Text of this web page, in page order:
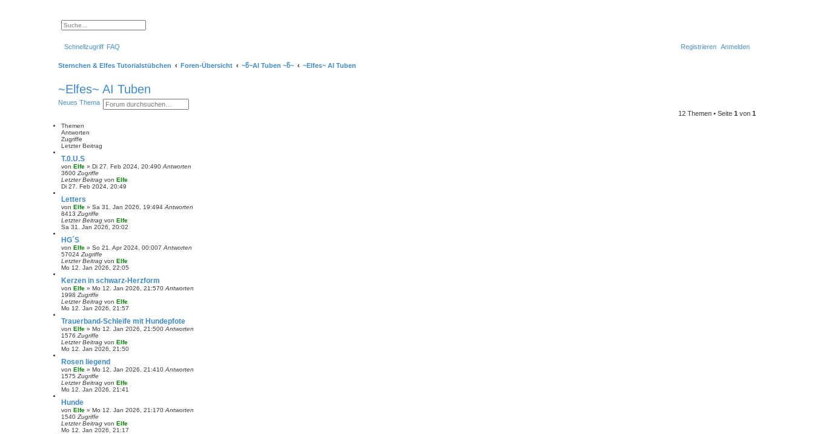
t
e
e
u
c
Schnellzugriff FAQ Anmelden
Registrieren
Sternchen & Elfes Tutorialstübchen Foren-Übersicht ~წ~AI Tuben ~წ~ ~Elfes~ AI Tuben
~Elfes~ AI Tuben
Neues Thema S
u
E
r
e
u
c
e
12 Themen • Seite 1 von 1
Themen
Antworten
Zugriffe
Letzter Beitrag
T.0.U.S
von Elfe » Di 27. Feb 2024, 20:490 Antworten
3600 Zugriffe
Letzter Beitrag von Elfe
Di 27. Feb 2024, 20:49
Letters
von Elfe » Sa 31. Jan 2026, 19:494 Antworten
8413 Zugriffe
Letzter Beitrag von Elfe
Sa 31. Jan 2026, 20:02
HG´S
von Elfe » So 21. Apr 2024, 00:007 Antworten
57024 Zugriffe
Letzter Beitrag von Elfe
Mo 12. Jan 2026, 22:05
Kerzen in schwarz-Herzform
von Elfe » Mo 12. Jan 2026, 21:570 Antworten
1998 Zugriffe
Letzter Beitrag von Elfe
Mo 12. Jan 2026, 21:57
Trauerband-Schleife mit Hundepfote
von Elfe » Mo 12. Jan 2026, 21:500 Antworten
1576 Zugriffe
Letzter Beitrag von Elfe
Mo 12. Jan 2026, 21:50
Rosen liegend
von Elfe » Mo 12. Jan 2026, 21:410 Antworten
1575 Zugriffe
Letzter Beitrag von Elfe
Mo 12. Jan 2026, 21:41
Hunde
von Elfe » Mo 12. Jan 2026, 21:170 Antworten
1540 Zugriffe
Letzter Beitrag von Elfe
Mo 12. Jan 2026, 21:17